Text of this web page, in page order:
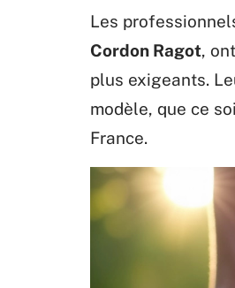
Les
Cordon Ragot,
plus exigeants.
modèle, que ce
France.